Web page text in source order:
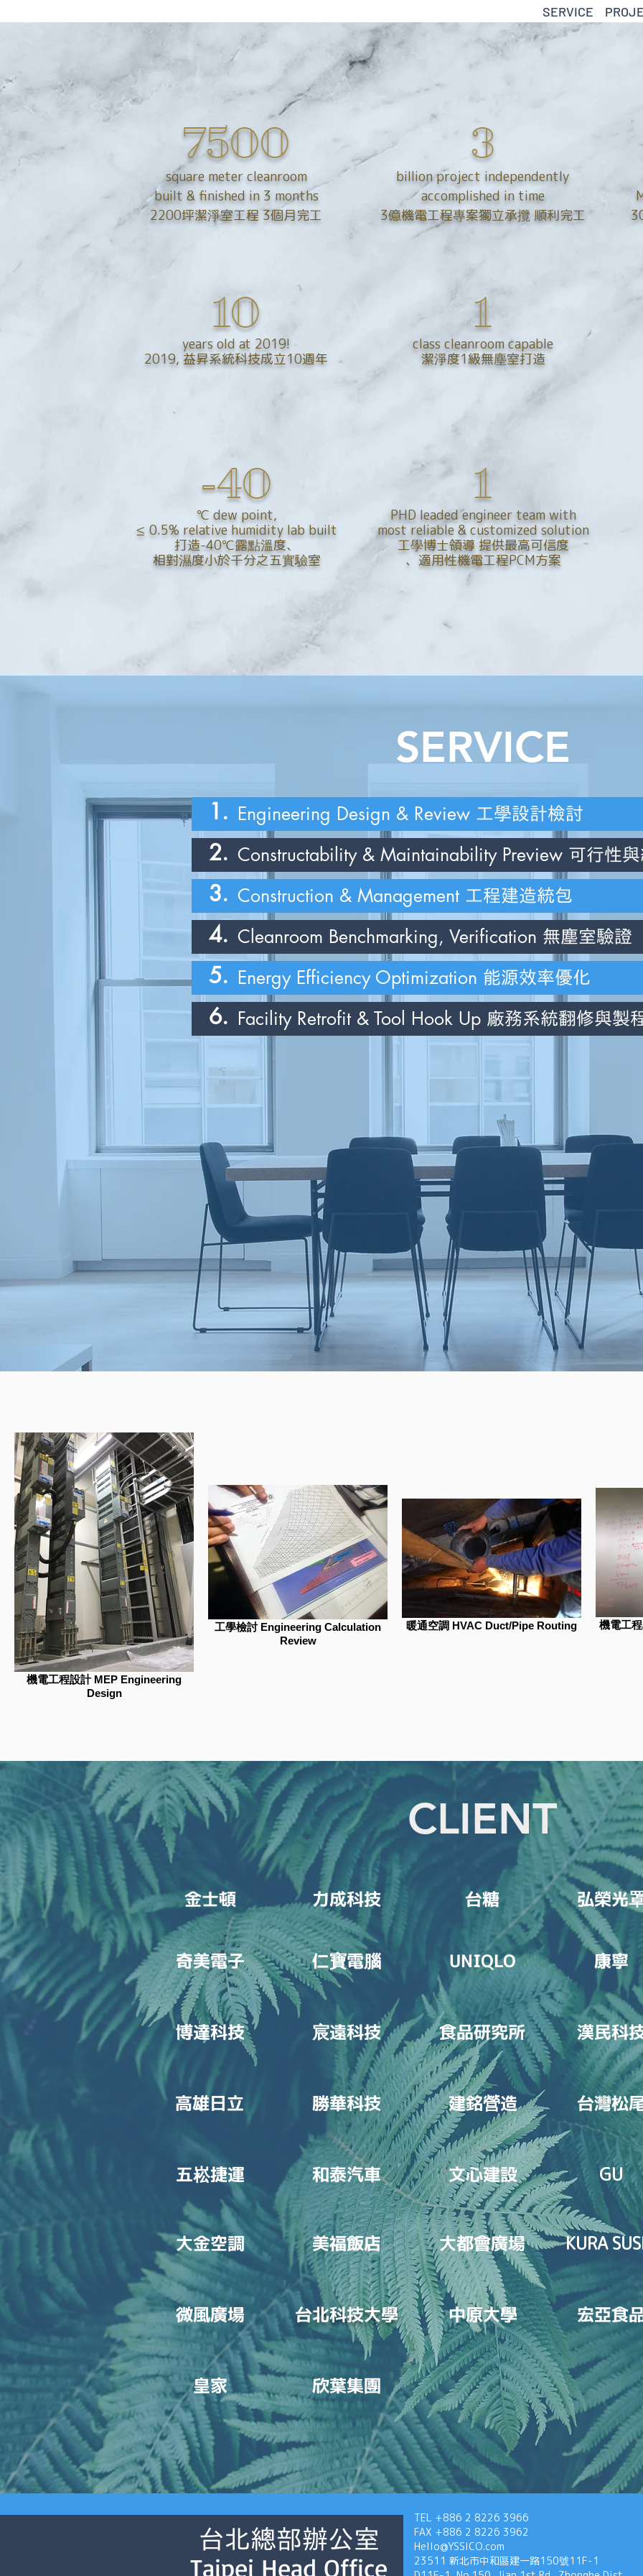
SERVICE
7500
square meter cleanroom
built & finished in 3 months
2200坪潔淨室工程 3個月完工
10
years old at 2019!
2019, 益昇系統科技成立10週年
-40
℃ dew point,
≤ 0.5% relative humidity lab built
打造-40℃露點溫度、
相對濕度小於千分之五實驗室
3
billion project independently
accomplished in time
3億機電工程專案獨立承攬 順利完工
1
class cleanroom capable
潔淨度1級無塵室打造
1
PHD leaded engineer team with
most reliable & customized solution
工學博士領導 提供最高可信度
、適用性機電工程PCM方案
SERVICE
1. Engineering Design & Review 工學設計檢討
2. Constructability & Maintainability Preview 可行性與
3. Construction & Management 工程建造統包
4. Cleanroom Benchmarking, Verification 無塵室驗證
5. Energy Efficiency Optimization 能源效率優化
6. Facility Retrofit & Tool Hook Up 廠務系統翻修與製
機電工程設計 MEP Engineering
Design
工學檢討 Engineering Calculation
Review
暖通空調 HVAC Duct/Pipe Routing 機電工
CLIENT
金士頓 力成科技 台糖 弘榮光
​​奇美電子 仁寶電腦 UNIQLO 康寧
博達科技 宸遠科技 食品研究所 漢民科
高雄日立 勝華科技 建銘營造 台灣松
五崧捷運 和泰汽車 ​​文心建設 GU
大金空調 美福飯店 KURA
大都會廣場
微風廣場 台北科技大學 中原大學 宏亞食
皇家 欣葉集團
台北總部辦公室
Taipei Head Office
TEL +886 2 8226 3966
FAX +886 2 8226 3962
Hello@YSSICO.com
23511 新北市中和區建一路150號11F-1